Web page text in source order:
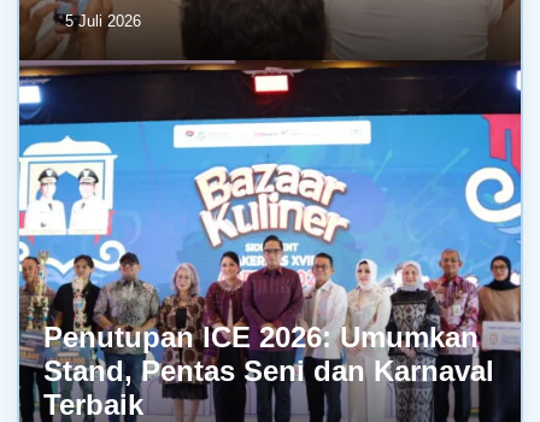
5 Juli 2026
Penutupan ICE 2026: Umumkan
Stand, Pentas Seni dan Karnaval
Terbaik